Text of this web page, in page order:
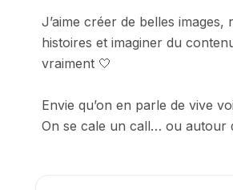
J’aime créer de belles images,
histoires et imaginer du
vraiment 🤍
Envie qu’on en parle de vive
On se cale un call… ou autour